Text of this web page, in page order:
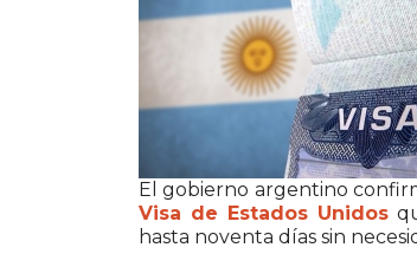
El gobierno argentino
Visa de Estados Unidos
hasta noventa días sin